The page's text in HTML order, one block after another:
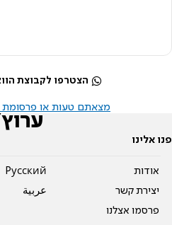
הצטרפו לקבוצת
מצאתם טעות או פרסומת
פנו אלינו
אודות
יצירת קשר
פרסמו אצלנו
Pусский
عربية